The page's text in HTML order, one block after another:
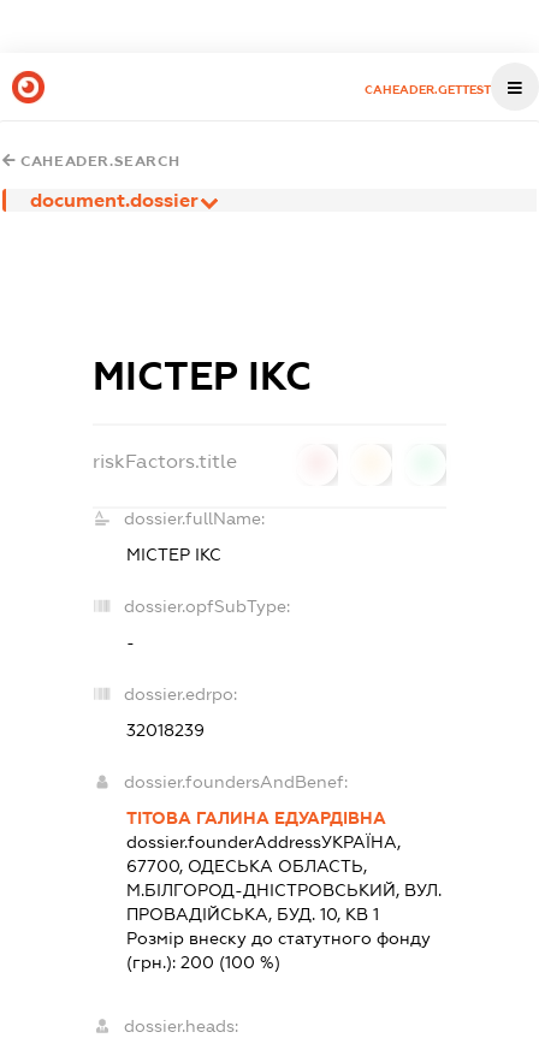
CAHEADER.GETTEST
CAHEADER.SEARCH
document.dossier
МІСТЕР ІКС
riskFactors.title
dossier.fullName:
МІСТЕР ІКС
dossier.opfSubType:
-
dossier.edrpo:
32018239
dossier.foundersAndBenef:
ТІТОВА ГАЛИНА ЕДУАРДІВНА
dossier.founderAddressУКРАЇНА,
67700, ОДЕСЬКА ОБЛАСТЬ,
М.БІЛГОРОД-ДНІСТРОВСЬКИЙ, ВУЛ.
ПРОВАДІЙСЬКА, БУД. 10, КВ 1
Розмір внеску до статутного фонду
(грн.):200 (100 %)
dossier.heads: